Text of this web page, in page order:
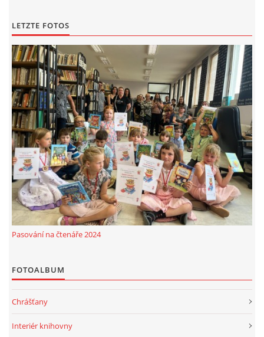
LETZTE FOTOS
Pasování na čtenáře 2024
FOTOALBUM
Chrášťany
Interiér knihovny